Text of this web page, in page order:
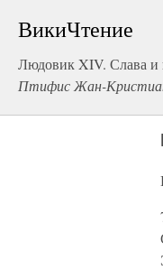
ВикиЧтение
Людовик XIV. Слава и
Птифис Жан-